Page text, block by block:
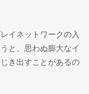
イネットワークの入
と、思わぬ膨大なイ
き出すことがあるの